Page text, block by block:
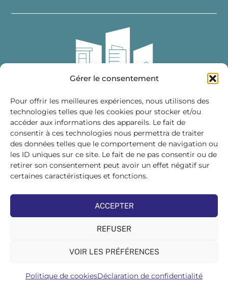
Gérer le consentement
Pour offrir les meilleures expériences, nous utilisons des
technologies telles que les cookies pour stocker et/ou
accéder aux informations des appareils. Le fait de
consentir à ces technologies nous permettra de traiter
des données telles que le comportement de navigation ou
les ID uniques sur ce site. Le fait de ne pas consentir ou de
retirer son consentement peut avoir un effet négatif sur
certaines caractéristiques et fonctions.
ACCEPTER
REFUSER
VOIR LES PRÉFÉRENCES
Politique de cookiesDéclaration de confidentialité
Fédération des Distributeurs
de Matériaux de Construction
215 bis, boulevard Saint-Germain
75007 PARIS
Tél : 01 45 48 28 44
Suivez-nous sur les réseaux sociaux :